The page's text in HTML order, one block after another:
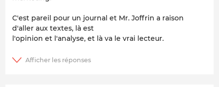
C'est pareil pour un journal et Mr. Joffrin a raison
d'aller aux textes, là est
l'opinion et l'analyse, et là va le vrai lecteur.